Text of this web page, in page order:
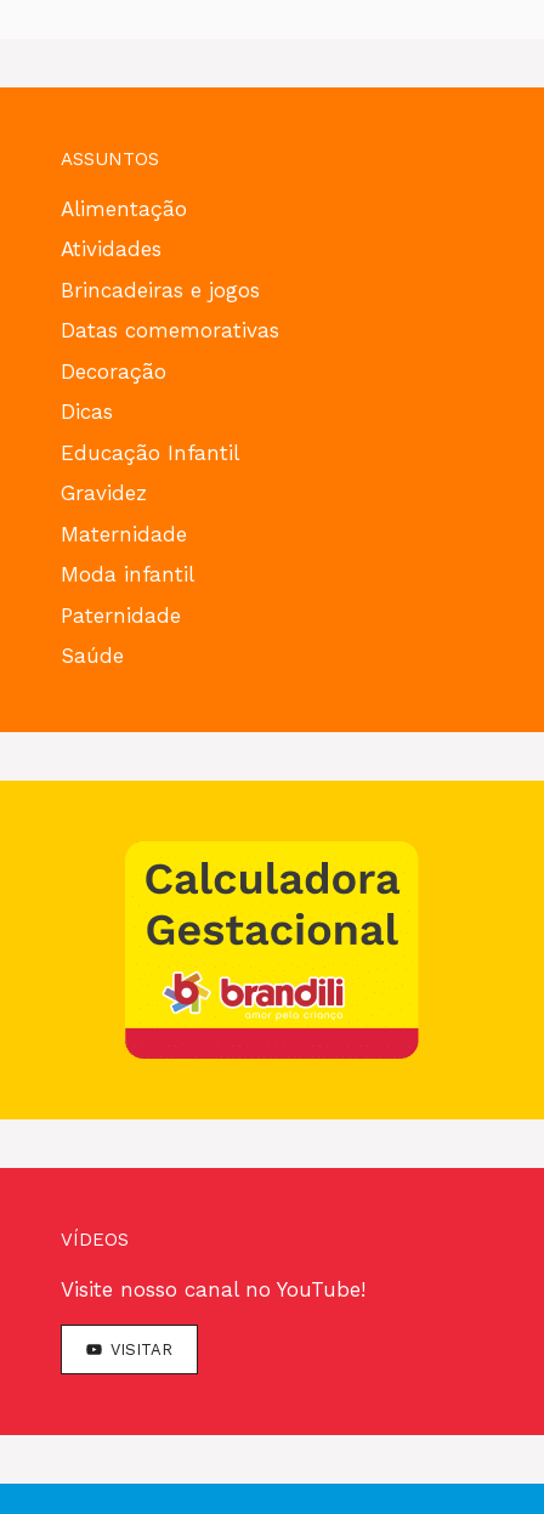
ASSUNTOS
Alimentação
Atividades
Brincadeiras e jogos
Datas comemorativas
Decoração
Dicas
Educação Infantil
Gravidez
Maternidade
Moda infantil
Paternidade
Saúde
VÍDEOS
Visite nosso canal no YouTube!
VISITAR